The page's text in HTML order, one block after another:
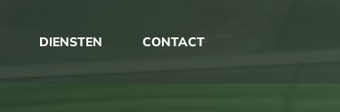
DIENSTEN CONTACT